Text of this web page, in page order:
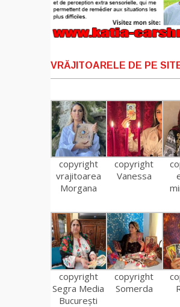
VRĂJITOARELE DE PE
copyright
vrajitoarea
Morgana
copyright
Vanessa
copyright
Segra Media
București
copyright
Somerda